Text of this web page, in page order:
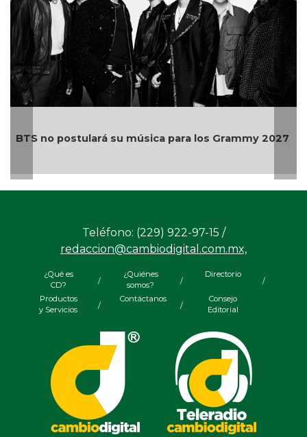
BTS no postulará su música para los Grammy 2027
Teléfono: (229) 922-97-15 /
redaccion@cambiodigital.com.mx,
¿Qué es
CD?
/
¿Quiénes
somos?
/
Directorio
/
Productos
y Servicios
/
Contáctanos
/
Consejo
Editorial